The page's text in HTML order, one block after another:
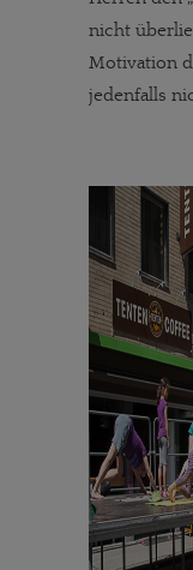
nicht
Motivation
jedenfalls